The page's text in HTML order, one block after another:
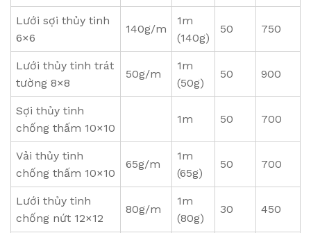
Lưới sợi thủy tinh
6×6
140g/m
1m
(140g)
50 750
Lưới thủy tinh trát
tường 8×8
50g/m
1m
(50g)
50 900
Sợi thủy tinh
chống thấm 10×10
1m 50 700
Vải thủy tinh
chống thấm 10×10
65g/m
1m
(65g)
50 700
Lưới thủy tinh
chống nứt 12×12
80g/m
1m
(80g)
30 450